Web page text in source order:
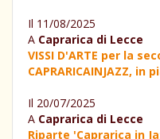
Il 11/08/2025
A Caprarica di Lecce
VISSI D'ARTE per la
CAPRARICAINJAZZ,
Il 20/07/2025
A Caprarica di Lecce
Riparte 'Caprarica in